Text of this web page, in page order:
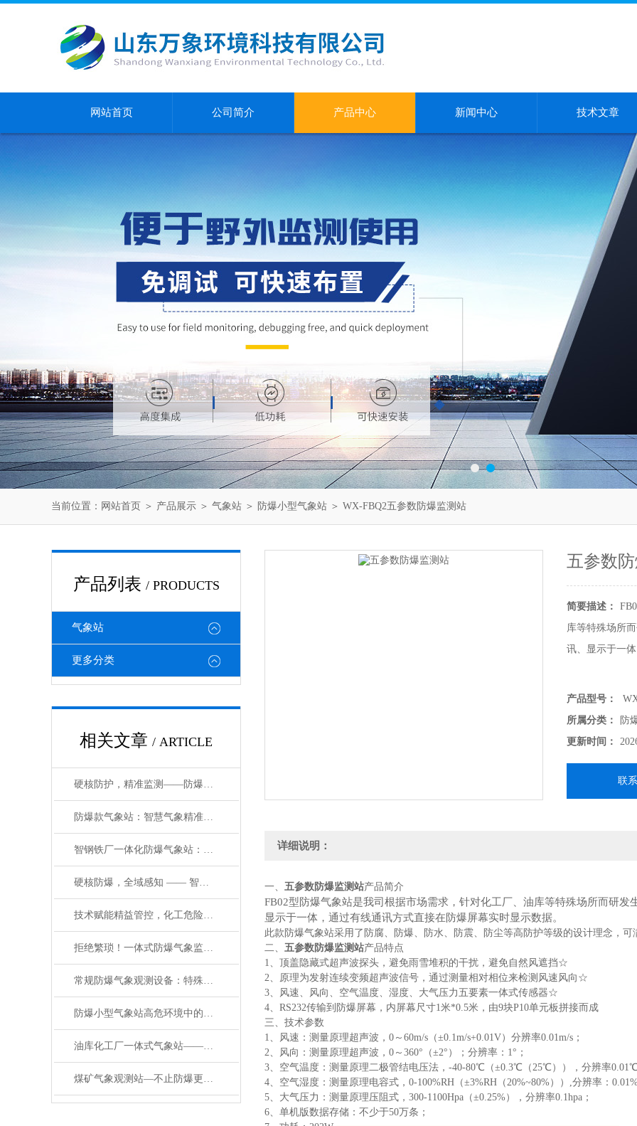
网站首页 公司简介 产品中心 新闻中心 技术文章
当前位置： 网站首页 ＞ 产品展示 ＞ 气象站 ＞ 防爆小型气象站 ＞ WX-FBQ2五参数防爆监测站
产品列表 / PRODUCTS
气象站
更多分类
相关文章 / ARTICLE
硬核防护，精准监测——防爆气象站环境监测系统的技术内核与安全设计
防爆款气象站：智慧气象精准赋能，构建化工园区防爆安全新体系
智钢铁厂一体化防爆气象站：能气象精准监测，赋能钢铁工业绿色安全升级
硬核防爆，全域感知 —— 智能环境监测设备赋能工业园区安全管控#2026
技术赋能精益管控，化工危险场所防爆气象站助力化工行业合规增效双升级
拒绝繁琐！一体式防爆气象监测仪，让工业环境监测更高效省心
常规防爆气象观测设备：特殊环境的安全监测守护者
防爆小型气象站高危环境中的安全气象守护者
油库化工厂一体式气象站——防爆款气象站：实时监测，为危化场所降风险
煤矿气象观测站—不止防爆更全能:自动气象站开启高危场景监测新篇
五参数
简要描述：
库等特殊场所
讯、显示于一
产品型号：
所属分类：
防
更新时间：
联
详细说明：
一、 五参数防爆监测站产品简介
FB02型防爆气象站是我司根据市场需求，针对化工厂、油库等特殊场所而研发
显示于一体，通过有线通讯方式直接在防爆屏幕实时显示数据。
此款防爆气象站采用了防腐、防爆、防水、防震、防尘等高防护等级的设计理念，可
二、 五参数防爆监测站产品特点
1、顶盖隐藏式超声波探头，避免雨雪堆积的干扰，避免自然风遮挡☆
2、原理为发射连续变频超声波信号，通过测量相对相位来检测风速风向☆
3、风速、风向、空气温度、湿度、大气压力五要素一体式传感器☆
4、RS232传输到防爆屏幕，内屏幕尺寸1米*0.5米，由9块P10单元板拼接而成
三、技术参数
1、风速：测量原理超声波，0～60m/s（±0.1m/s+0.01V）分辨率0.01m/s；
2、风向：测量原理超声波，0～360°（±2°）；分辨率：1°；
3、空气温度：测量原理二极管结电压法，-40-80℃（±0.3℃（25℃）），分辨率0.01℃
4、空气湿度：测量原理电容式，0-100%RH（±3%RH（20%~80%））,分辨率：
5、大气压力：测量原理压阻式，300-1100Hpa（±0.25%），分辨率0.1hpa；
6、单机版数据存储：不少于50万条；